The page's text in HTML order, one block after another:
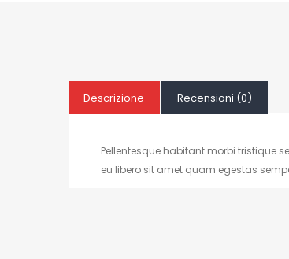
Descrizione Recensioni (0)
Pellentesque habitant morbi tristique
eu libero sit amet quam egestas